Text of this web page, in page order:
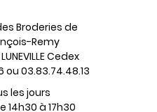
Broderies de
Remy
Cedex
ou 03.83.74.48.13
les jours
à 17h30